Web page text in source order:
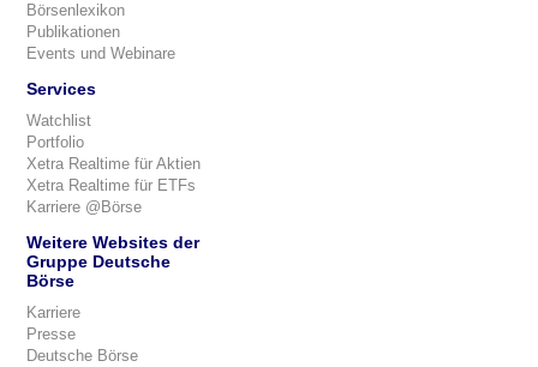
Börsenlexikon
Publikationen
Events und Webinare
Services
Watchlist
Portfolio
Xetra Realtime für Aktien
Xetra Realtime für ETFs
Karriere @Börse
Weitere Websites der
Gruppe Deutsche
Börse
Karriere
Presse
Deutsche Börse